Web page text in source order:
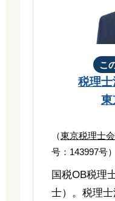
こ
税理
東
（東京税理士
号：143997号）
国税OB税理
士）。税理